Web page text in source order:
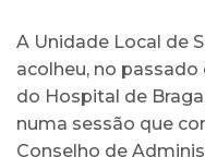
A Unidade Local de
acolheu, no
do Hospital de
numa sessão que
Conselho de